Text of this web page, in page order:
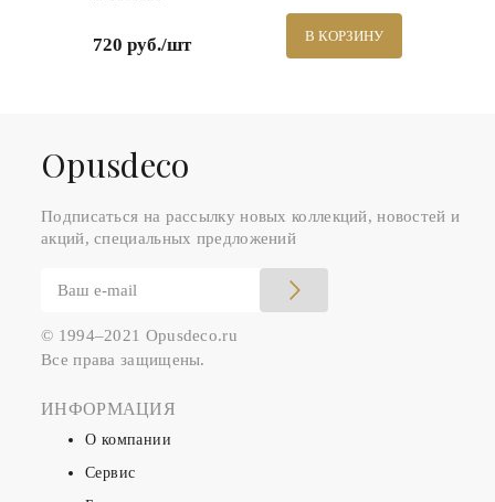
720 руб./шт В КОРЗИНУ
Оpusdeco
Подписаться на рассылку новых коллекций, новостей и
акций, специальных предложений
© 1994–2021 Opusdeco.ru
Все права защищены.
ИНФОРМАЦИЯ
О компании
Сервис